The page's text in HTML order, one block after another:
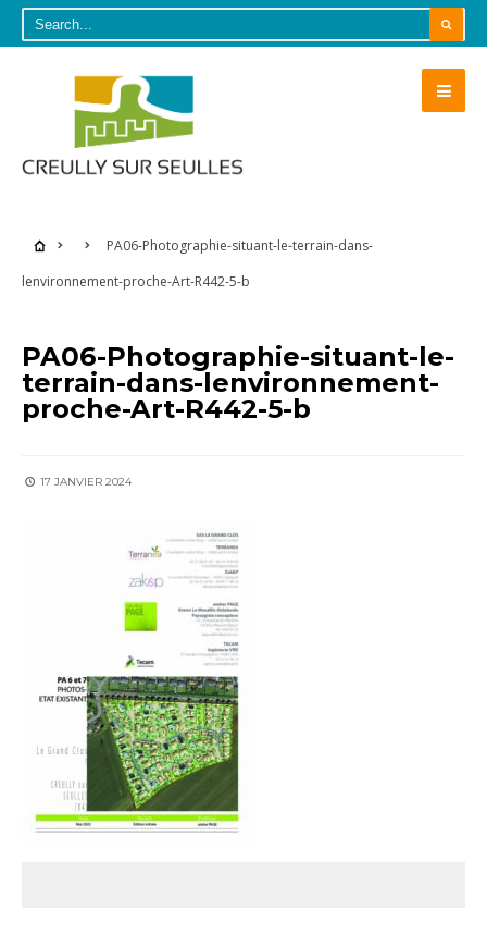
PA06-Photographie-situant-le-terrain-dans-
lenvironnement-proche-Art-R442-5-b
PA06-Photographie-situant-le-
terrain-dans-lenvironnement-
proche-Art-R442-5-b
17 JANVIER 2024